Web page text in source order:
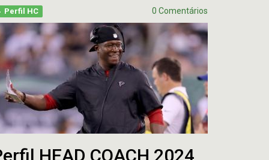
Perfil HC 0 Comentários
HEAD COACH 2024